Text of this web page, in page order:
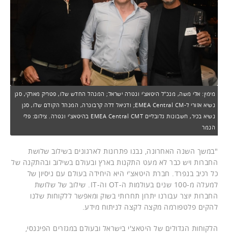
מימין: אלי משה, מנכ"ל היטאצ'י ונטרה ישראל; המנהל החדש שלו, פטריק מארקי, סגן
נשיא אזורי ל-EMEA Central CM; ודניאל דלה קרבונרה, המנהל הקודם שלו, סגן
נשיא בכיר, חשבונות גלובליים EMEA Central CMT בהיטאצ'י ונטרה. צילום: פלי
הנמר
"במשך השנה האחרונה, נבנו פתרונות לארגונים בשילוב שלושת
החברות ויש כבר לא מעט התקנות בארץ ובעולם בשילוב ובהתקנה של
כל רכיב בנפרד. חברת היטאצ'י היא היחידה בעולם עם ניסיון של
למעלה מ-100 שנים בעולמות ה-OT וה-IT. שילוב של שלושת
החברות יוצר עבורנו יתרון תחרותי בשוק ומאפשר ללקוחות שלנו
להקים פלטפורמה מקצה לקצה לניתוח מידע.
הלקוחות הגדולים של היטאצ'י בישראל ובעולם במגזרים הפיננסי,